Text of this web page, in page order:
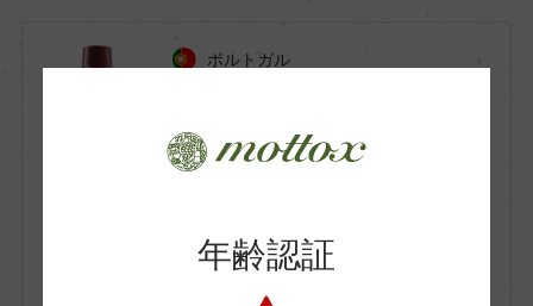
ポルトガル
Kopke
コプケ
ポート コプケ ファイン ルビー
750ml, 2,500 yen
年齢認証